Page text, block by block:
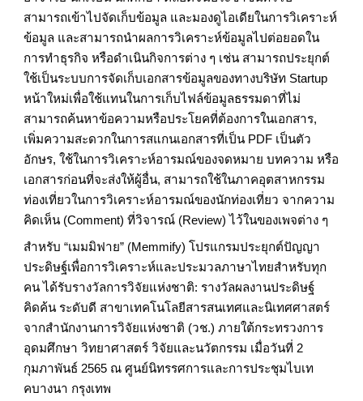
สามารถเข้าไปจัดเก็บข้อมูล และมองดูไอเดียในการวิเคราะห์
ข้อมูล และสามารถนำผลการวิเคราะห์ข้อมูลไปต่อยอดใน
การทำธุรกิจ หรือดำเนินกิจการต่าง ๆ เช่น สามารถประยุกต์
ใช้เป็นระบบการจัดเก็บเอกสารข้อมูลของทางบริษัท Startup
หน้าใหม่เพื่อใช้แทนในการเก็บไฟล์ข้อมูลธรรมดาที่ไม่
สามารถค้นหาข้อความหรือประโยคที่ต้องการในเอกสาร,
เพิ่มความสะดวกในการสแกนเอกสารที่เป็น PDF เป็นตัว
อักษร, ใช้ในการวิเคราะห์อารมณ์ของจดหมาย บทความ หรือ
เอกสารก่อนที่จะส่งให้ผู้อื่น, สามารถใช้ในภาคอุตสาหกรรม
ท่องเที่ยวในการวิเคราะห์อารมณ์ของนักท่องเที่ยว จากความ
คิดเห็น (Comment) ที่วิจารณ์ (Review) ไว้ในของเพจต่าง ๆ
สำหรับ “เมมมิฟาย” (Memmify) โปรแกรมประยุกต์ปัญญา
ประดิษฐ์เพื่อการวิเคราะห์และประมวลภาษาไทยสำหรับทุก
คน ได้รับรางวัลการวิจัยแห่งชาติ: รางวัลผลงานประดิษฐ์
คิดค้น ระดับดี สาขาเทคโนโลยีสารสนเทศและนิเทศศาสตร์
จากสำนักงานการวิจัยแห่งชาติ (วช.) ภายใต้กระทรวงการ
อุดมศึกษา วิทยาศาสตร์ วิจัยและนวัตกรรม เมื่อวันที่ 2
กุมภาพันธ์ 2565 ณ ศูนย์นิทรรศการและการประชุมไบเท
คบางนา กรุงเทพ